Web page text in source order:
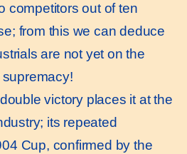
competitors out of ten
from this we can deduce
are not yet on the
victory places it at the
its repeated
Cup, confirmed by the